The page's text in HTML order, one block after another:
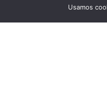
Usamos